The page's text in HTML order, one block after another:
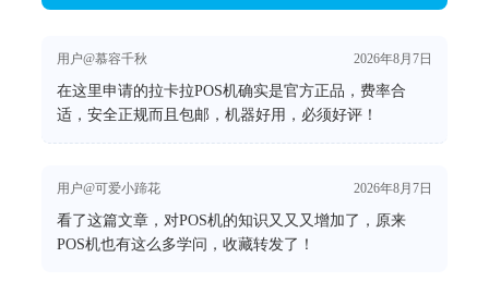
用户@慕容千秋 2026年8月7日
在这里申请的拉卡拉POS机确实是官方正品，费率合
适，安全正规而且包邮，机器好用，必须好评！
用户@可爱小蹄花 2026年8月7日
看了这篇文章，对POS机的知识又又又增加了，原来
POS机也有这么多学问，收藏转发了！